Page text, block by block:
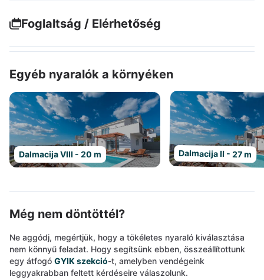
Foglaltság / Elérhetőség
Egyéb nyaralók a környéken
Dalmacija VIII - 20 m Dalmacija II - 27 m
Még nem döntöttél?
Ne aggódj, megértjük, hogy a tökéletes nyaraló kiválasztása
nem könnyű feladat. Hogy segítsünk ebben, összeállítottunk
egy átfogó GYIK szekció-t, amelyben vendégeink
leggyakrabban feltett kérdéseire válaszolunk.